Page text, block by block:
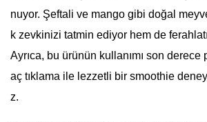
nuyor. Şeftali ve mango gibi doğal
k zevkinizi tatmin ediyor hem de
Ayrıca, bu ürünün kullanımı son
aç tıklama ile lezzetli bir smoothie
z.